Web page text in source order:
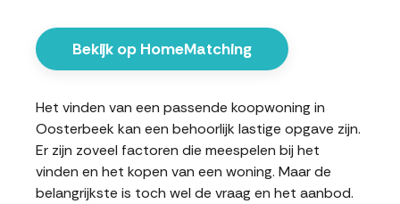
Bekijk op HomeMatching
Het vinden van een passende koopwoning in
Oosterbeek kan een behoorlijk lastige opgave zijn.
Er zijn zoveel factoren die meespelen bij het
vinden en het kopen van een woning. Maar de
belangrijkste is toch wel de vraag en het aanbod.